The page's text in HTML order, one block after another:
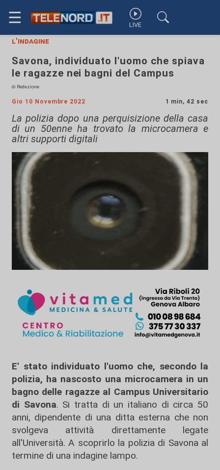
☰ LIVE
l'indagine
Savona, individuato l'uomo che spiava
le ragazze nei bagni del Campus
di Redazione
Gio 10 Novembre 2022 1 min, 42 sec
La polizia dopo una perquisizione della casa
di un 50enne ha trovato la microcamera e
altri supporti digitali
E' stato individuato l'uomo che, secondo la
polizia, ha nascosto una microcamera in un
bagno delle ragazze al Campus Universitario
di Savona. Si tratta di un italiano di circa 50
anni, dipendente di una ditta esterna che non
svolgeva attività direttamente legate
all'Università. A scoprirlo la polizia di Savona al
termine di una indagine lampo.